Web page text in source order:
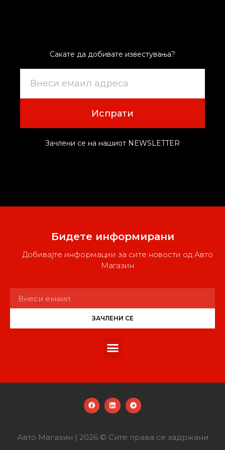
Сакате да добивате известувања?
Испрати
Зачлени се на нашиот NEWSLETTER
Бидете информирани
Добивајте информации за сите новости од Авто
Магазин
ЗАЧЛЕНИ СЕ
Авто Магазин | 2026 © Сите права се задржани